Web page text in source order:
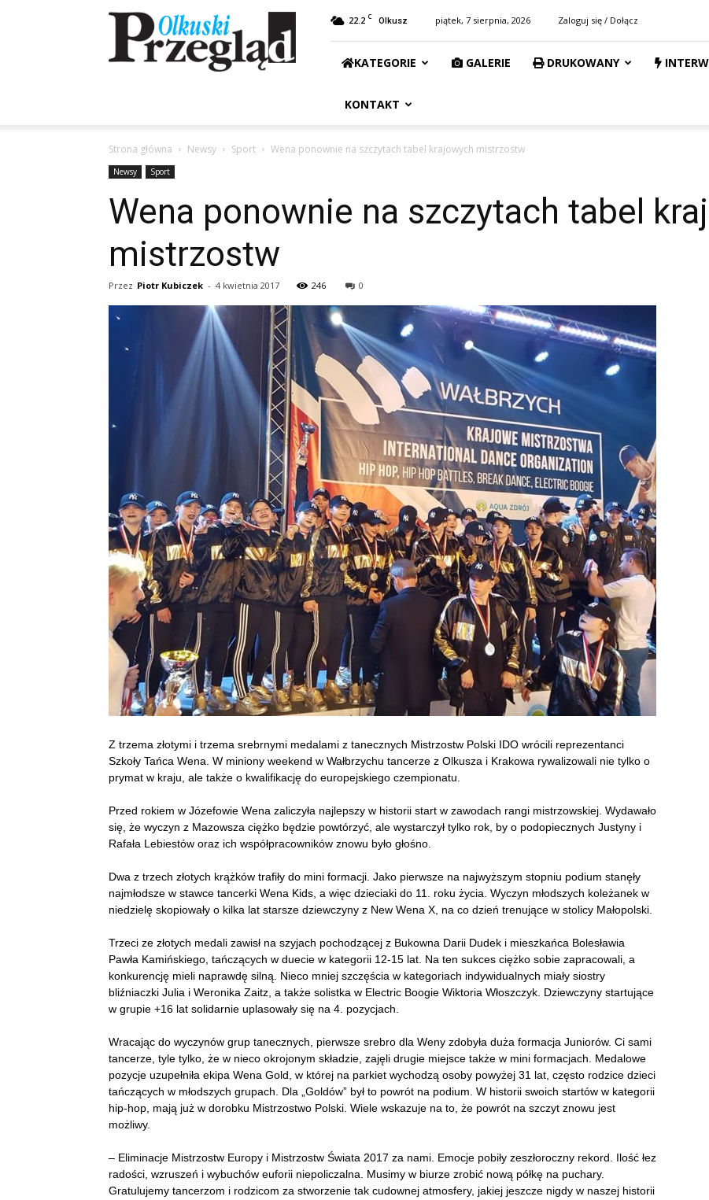
Przegląd
Olkuski
22.2 C Olkusz piątek, 7 sierpnia, 2026 Zaloguj się / Dołącz
KATEGORIE GALERIE DRUKOWANY
KONTAKT
Strona główna Newsy Sport Wena ponownie na szczytach tabel krajowych mistrzostw
Newsy Sport
Wena ponownie na szczytach tabel
mistrzostw
Przez Piotr Kubiczek - 4 kwietnia 2017 246 0
Z trzema złotymi i trzema srebrnymi medalami z tanecznych Mistrzostw Polski IDO wrócili reprezentanci
Szkoły Tańca Wena. W miniony weekend w Wałbrzychu tancerze z Olkusza i Krakowa rywalizowali nie tylko o
prymat w kraju, ale także o kwalifikację do europejskiego czempionatu.
Przed rokiem w Józefowie Wena zaliczyła najlepszy w historii start w zawodach rangi mistrzowskiej. Wydawało
się, że wyczyn z Mazowsza ciężko będzie powtórzyć, ale wystarczył tylko rok, by o podopiecznych Justyny i
Rafała Lebiestów oraz ich współpracowników znowu było głośno.
Dwa z trzech złotych krążków trafiły do mini formacji. Jako pierwsze na najwyższym stopniu podium stanęły
najmłodsze w stawce tancerki Wena Kids, a więc dzieciaki do 11. roku życia. Wyczyn młodszych koleżanek w
niedzielę skopiowały o kilka lat starsze dziewczyny z New Wena X, na co dzień trenujące w stolicy Małopolski.
Trzeci ze złotych medali zawisł na szyjach pochodzącej z Bukowna Darii Dudek i mieszkańca Bolesławia
Pawła Kamińskiego, tańczących w duecie w kategorii 12-15 lat. Na ten sukces ciężko sobie zapracowali, a
konkurencję mieli naprawdę silną. Nieco mniej szczęścia w kategoriach indywidualnych miały siostry
bliźniaczki Julia i Weronika Zaitz, a także solistka w Electric Boogie Wiktoria Włoszczyk. Dziewczyny startujące
w grupie +16 lat solidarnie uplasowały się na 4. pozycjach.
Wracając do wyczynów grup tanecznych, pierwsze srebro dla Weny zdobyła duża formacja Juniorów. Ci sami
tancerze, tyle tylko, że w nieco okrojonym składzie, zajęli drugie miejsce także w mini formacjach. Medalowe
pozycje uzupełniła ekipa Wena Gold, w której na parkiet wychodzą osoby powyżej 31 lat, często rodzice dzieci
tańczących w młodszych grupach. Dla „Goldów” był to powrót na podium. W historii swoich startów w kategorii
hip-hop, mają już w dorobku Mistrzostwo Polski. Wiele wskazuje na to, że powrót na szczyt znowu jest
możliwy.
– Eliminacje Mistrzostw Europy i Mistrzostw Świata 2017 za nami. Emocje pobiły zeszłoroczny rekord. Ilość łez
radości, wzruszeń i wybuchów euforii niepoliczalna. Musimy w biurze zrobić nową półkę na puchary.
Gratulujemy tancerzom i rodzicom za stworzenie tak cudownej atmosfery, jakiej jeszcze nigdy w naszej historii